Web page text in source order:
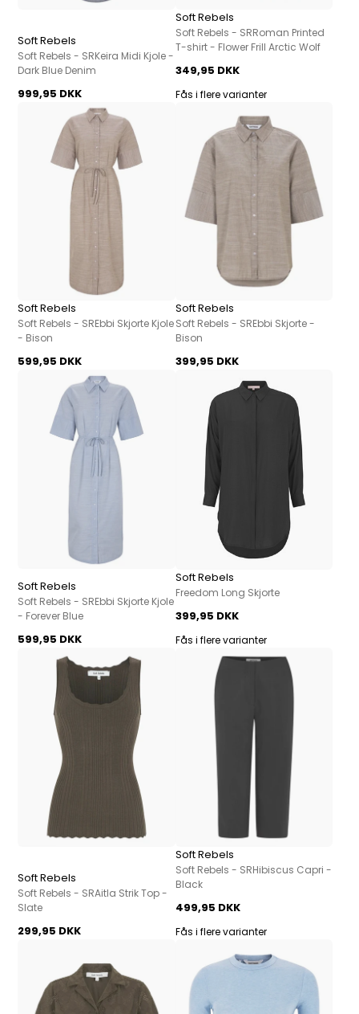
Soft Rebels
Soft Rebels - SRKeira Midi Kjole -
Dark Blue Denim
999,95 DKK
Soft Rebels
Soft Rebels - SRRoman Printed
T-shirt - Flower Frill Arctic Wolf
349,95 DKK
Fås i flere varianter
Soft Rebels
Soft Rebels - SREbbi Skjorte Kjole
- Bison
599,95 DKK
Soft Rebels
Soft Rebels - SREbbi Skjorte -
Bison
399,95 DKK
Soft Rebels
Soft Rebels - SREbbi Skjorte Kjole
- Forever Blue
599,95 DKK
Soft Rebels
Freedom Long Skjorte
399,95 DKK
Fås i flere varianter
Soft Rebels
Soft Rebels - SRAitla Strik Top -
Slate
299,95 DKK
Soft Rebels
Soft Rebels - SRHibiscus Capri -
Black
499,95 DKK
Fås i flere varianter